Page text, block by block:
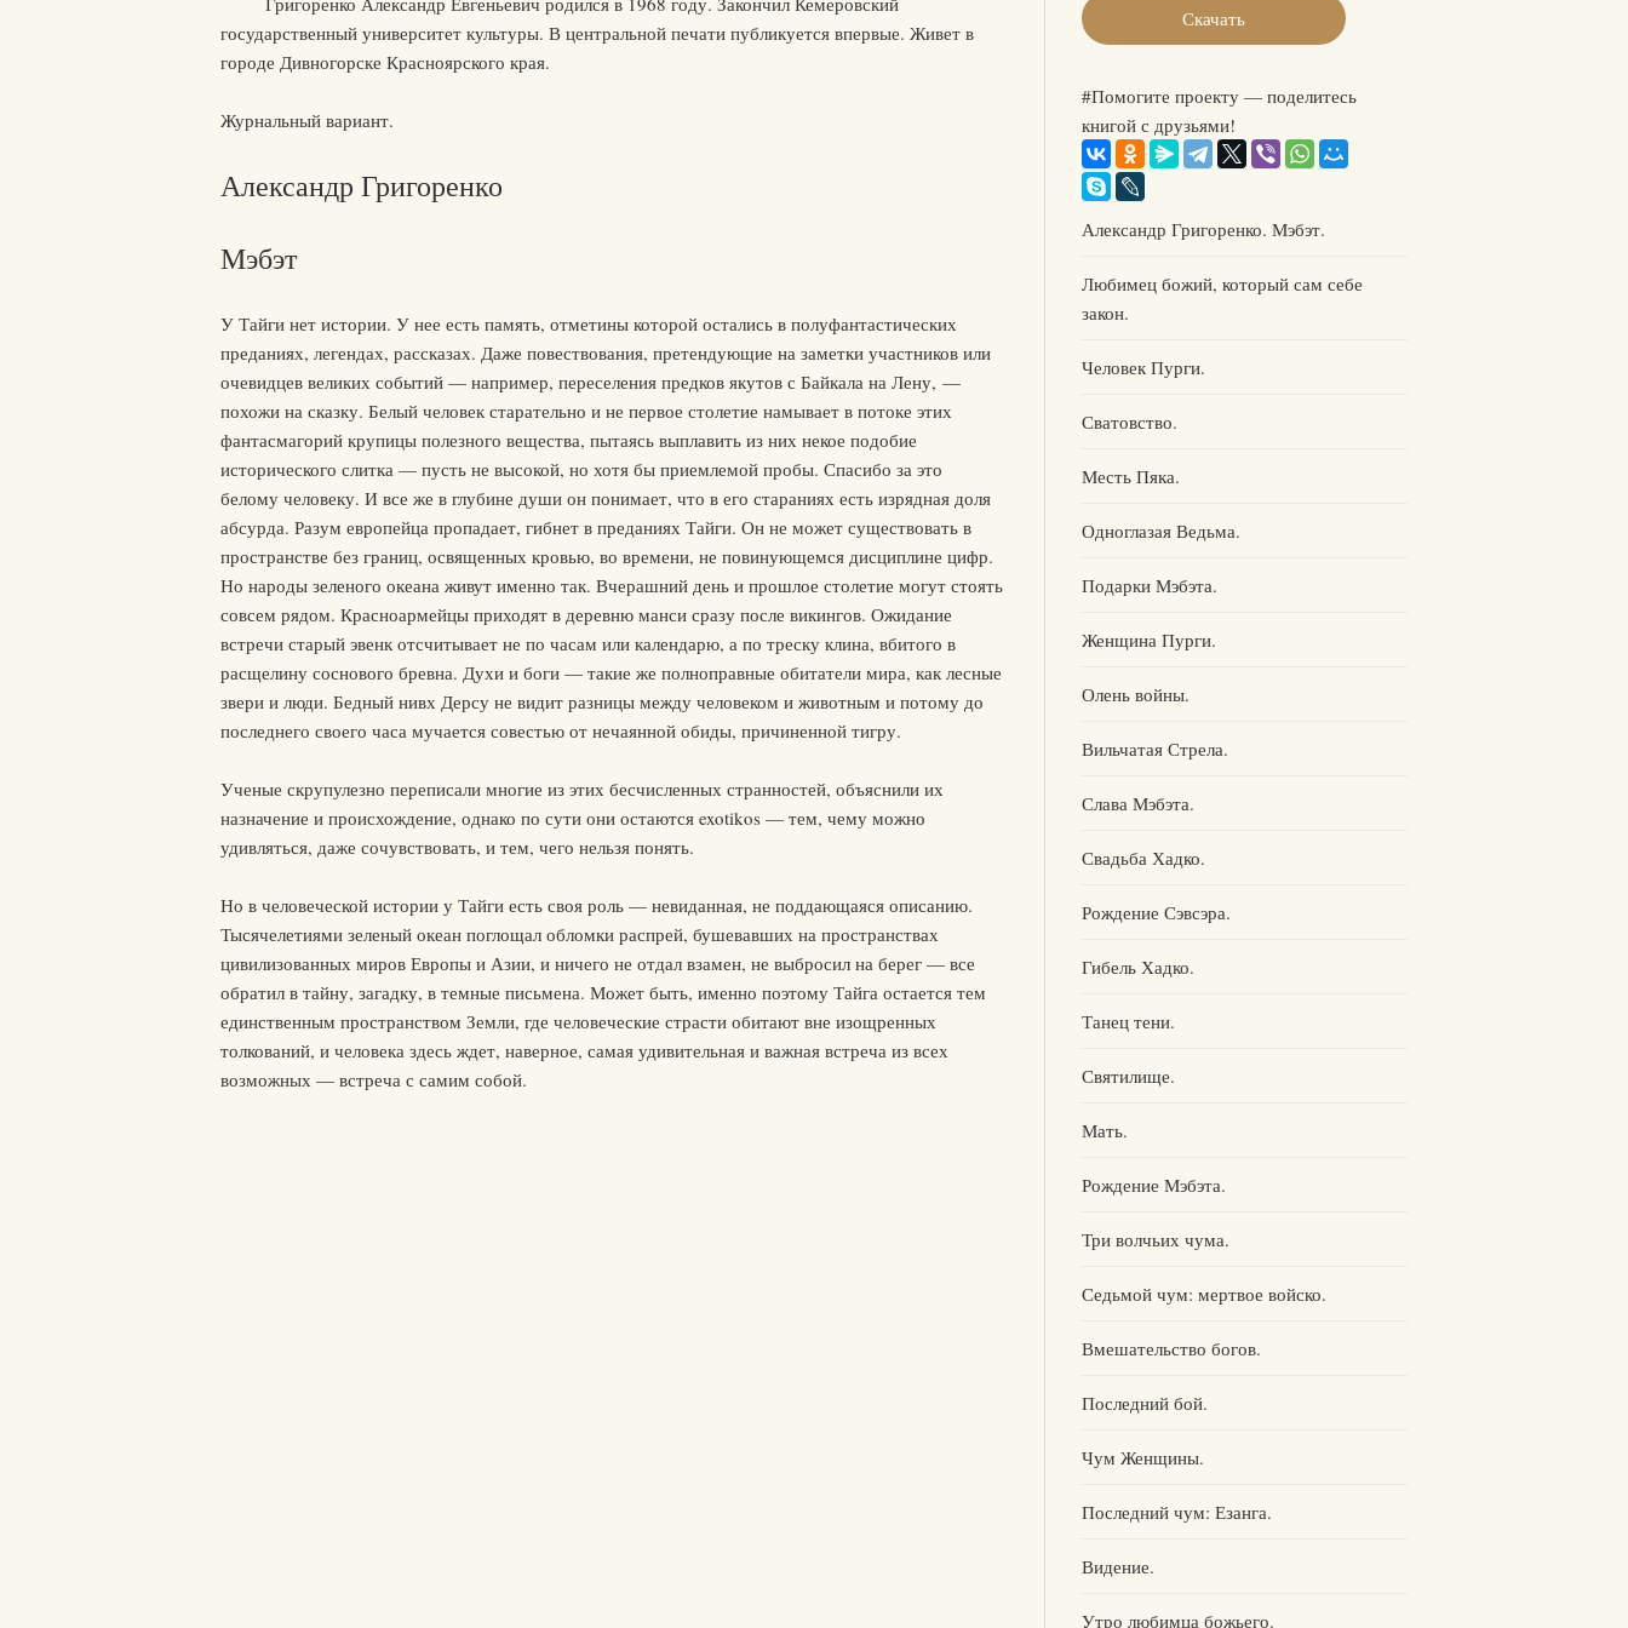
государственный университет культуры. В центральной печати публикуется впервые. Живет в
городе Дивногорске Красноярского края.
Журнальный вариант.
Александр Григоренко
Мэбэт
У Тайги нет истории. У нее есть память, отметины которой остались в полуфантастических
преданиях, легендах, рассказах. Даже повествования, претендующие на заметки участников или
очевидцев великих событий — например, переселения предков якутов с Байкала на Лену, —
похожи на сказку. Белый человек старательно и не первое столетие намывает в потоке этих
фантасмагорий крупицы полезного вещества, пытаясь выплавить из них некое подобие
исторического слитка — пусть не высокой, но хотя бы приемлемой пробы. Спасибо за это
белому человеку. И все же в глубине души он понимает, что в его стараниях есть изрядная доля
абсурда. Разум европейца пропадает, гибнет в преданиях Тайги. Он не может существовать в
пространстве без границ, освященных кровью, во времени, не повинующемся дисциплине цифр.
Но народы зеленого океана живут именно так. Вчерашний день и прошлое столетие могут стоять
совсем рядом. Красноармейцы приходят в деревню манси сразу после викингов. Ожидание
встречи старый эвенк отсчитывает не по часам или календарю, а по треску клина, вбитого в
расщелину соснового бревна. Духи и боги — такие же полноправные обитатели мира, как лесные
звери и люди. Бедный нивх Дерсу не видит разницы между человеком и животным и потому до
последнего своего часа мучается совестью от нечаянной обиды, причиненной тигру.
Ученые скрупулезно переписали многие из этих бесчисленных странностей, объяснили их
назначение и происхождение, однако по сути они остаются exotikos — тем, чему можно
удивляться, даже сочувствовать, и тем, чего нельзя понять.
Но в человеческой истории у Тайги есть своя роль — невиданная, не поддающаяся описанию.
Тысячелетиями зеленый океан поглощал обломки распрей, бушевавших на пространствах
цивилизованных миров Европы и Азии, и ничего не отдал взамен, не выбросил на берег — все
обратил в тайну, загадку, в темные письмена. Может быть, именно поэтому Тайга остается тем
единственным пространством Земли, где человеческие страсти обитают вне изощренных
толкований, и человека здесь ждет, наверное, самая удивительная и важная встреча из всех
возможных — встреча с самим собой.
Скачать
#Помогите проекту — поделитесь
книгой с друзьями!
Александр Григоренко. Мэбэт.
Любимец божий, который сам себе
закон.
Человек Пурги.
Сватовство.
Месть Пяка.
Одноглазая Ведьма.
Подарки Мэбэта.
Женщина Пурги.
Олень войны.
Вильчатая Стрела.
Слава Мэбэта.
Свадьба Хадко.
Рождение Сэвсэра.
Гибель Хадко.
Танец тени.
Святилище.
Мать.
Рождение Мэбэта.
Три волчьих чума.
Седьмой чум: мертвое войско.
Вмешательство богов.
Последний бой.
Чум Женщины.
Последний чум: Езанга.
Видение.
Утро любимца божьего.